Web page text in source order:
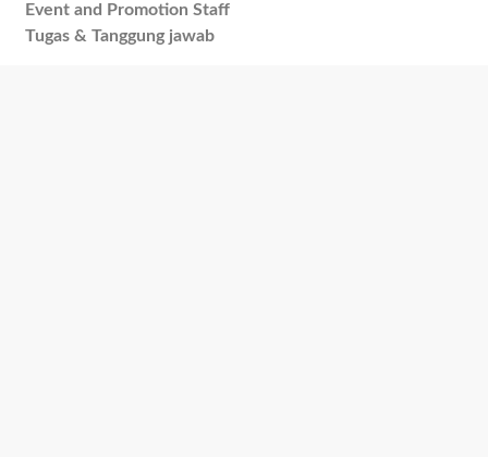
Event and Promotion Staff
Tugas & Tanggung jawab